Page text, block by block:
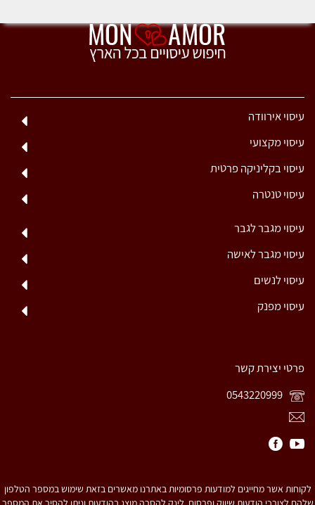
עיסוי אירוודה
עיסוי מקצועי
עיסוי בקליניקה פרטית
עיסוי טנטרה
עיסוי מגבר לגבר
עיסוי מגבר לאישה
עיסוי לנשים
עיסוי מפנק
פרטי יצירת קשר
לקוחות אשר מחייגים למודעות פרסומיות באתרנו מאשרים בזאת שימוש במספר הטלפון